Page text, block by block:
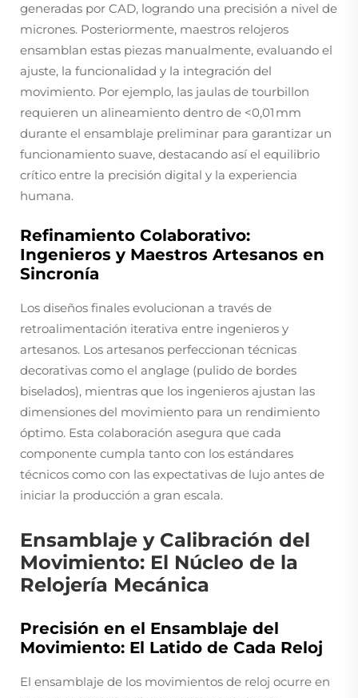
generadas por CAD, logrando una precisión a nivel de
micrones. Posteriormente, maestros relojeros
ensamblan estas piezas manualmente, evaluando el
ajuste, la funcionalidad y la integración del
movimiento. Por ejemplo, las jaulas de tourbillon
requieren un alineamiento dentro de <0,01 mm
durante el ensamblaje preliminar para garantizar un
funcionamiento suave, destacando así el equilibrio
crítico entre la precisión digital y la experiencia
humana.
Refinamiento Colaborativo:
Ingenieros y Maestros Artesanos en
Sincronía
Los diseños finales evolucionan a través de
retroalimentación iterativa entre ingenieros y
artesanos. Los artesanos perfeccionan técnicas
decorativas como el anglage (pulido de bordes
biselados), mientras que los ingenieros ajustan las
dimensiones del movimiento para un rendimiento
óptimo. Esta colaboración asegura que cada
componente cumpla tanto con los estándares
técnicos como con las expectativas de lujo antes de
iniciar la producción a gran escala.
Ensamblaje y Calibración del
Movimiento: El Núcleo de la
Relojería Mecánica
Precisión en el Ensamblaje del
Movimiento: El Latido de Cada Reloj
El ensamblaje de los movimientos de reloj ocurre en